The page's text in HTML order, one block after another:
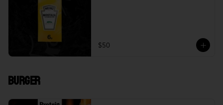
$50
Burger